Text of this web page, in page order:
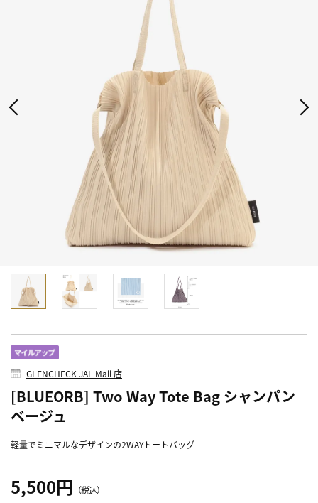
GLENCHECK JAL Mall 店
[BLUEORB] Two Way Tote Bag シャンパン
ベージュ
軽量でミニマルなデザインの2WAYトートバッグ
5,500円 （税込）